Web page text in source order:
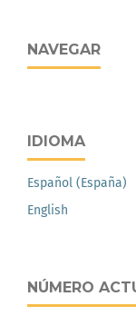
NAVEGAR
IDIOMA
Español (España)
English
NÚMERO